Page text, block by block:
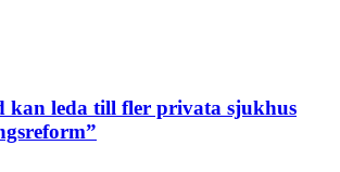
kan leda till fler privata sjukhus